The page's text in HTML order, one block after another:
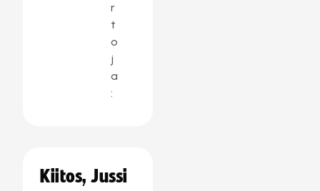
r
t
o
j
a
:
Kiitos, Jussi